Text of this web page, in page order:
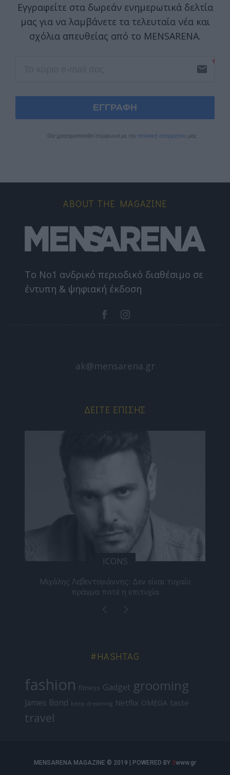
Εγγραφείτε στα δωρεάν ενημερωτικά δελτία
μας για να λαμβάνετε τα τελευταία νέα και
σχόλια απευθείας από το MENSARENA.
email
ΕΓΓΡΑΦΗ
Θα χρησιμοποιηθεί σύμφωνα με την πολιτική απορρήτου μας
ABOUT THE MAGAZINE
Το Nο1 ανδρικό περιοδικό διαθέσιμο σε
έντυπη & ψηφιακή έκδοση
ak@mensarena.gr
ΔΕΊΤΕ ΕΠΊΣΗΣ
ICONS
Μιχάλης Λεβεντογιάννης: Δεν είναι τυχαίο
πράγμα ποτέ η επιτυχία
#HASHTAG
fashion fitness Gadget grooming
James Bond keep dreaming Netflix OMEGA taste
travel
MENSARENA MAGAZINE © 2019 | POWERED BY 3www.gr